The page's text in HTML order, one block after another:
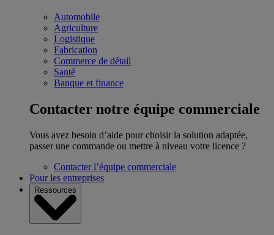
Automobile
Agriculture
Logistique
Fabrication
Commerce de détail
Santé
Banque et finance
Contacter notre équipe commerciale
Vous avez besoin d’aide pour choisir la solution adaptée,
passer une commande ou mettre à niveau votre licence ?
Contacter l’équipe commerciale
Pour les entreprises
Ressources